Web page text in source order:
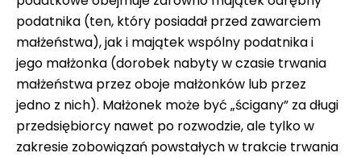
podatnika (ten, który posiadał przed zawarciem
małżeństwa), jak i majątek wspólny podatnika i
jego małżonka (dorobek nabyty w czasie trwania
małżeństwa przez oboje małżonków lub przez
jedno z nich). Małżonek może być „ścigany” za długi
przedsiębiorcy nawet po rozwodzie, ale tylko w
zakresie zobowiązań powstałych w trakcie trwania